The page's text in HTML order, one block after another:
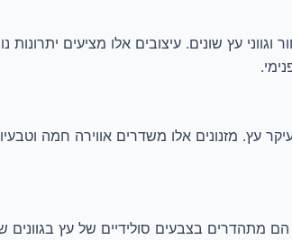
עץ שונים. עיצובים אלו מציעים יתרונות
עץ. מזנונים אלו משדרים אווירה חמה
מתהדרים בצבעים סולידיים של עץ